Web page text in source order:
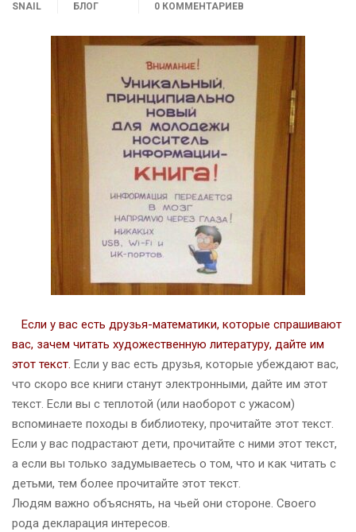
SNAIL
БЛОГ
0 КОММЕНТАРИЕВ
Если у вас есть друзья-математики, которые спрашивают
вас, зачем читать художественную литературу, дайте им
этот текст. Если у вас есть друзья, которые убеждают вас,
что скоро все книги станут электронными, дайте им этот
текст. Если вы с теплотой (или наоборот с ужасом)
вспоминаете походы в библиотеку, прочитайте этот текст.
Если у вас подрастают дети, прочитайте с ними этот текст,
а если вы только задумываетесь о том, что и как читать с
детьми, тем более прочитайте этот текст.
Людям важно объяснять, на чьей они стороне. Своего
рода декларация интересов.